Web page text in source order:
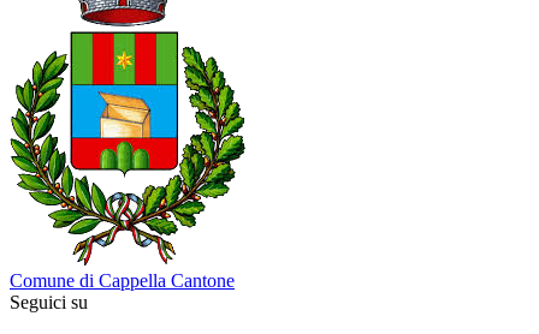
Comune di Cappella Cantone
Seguici su